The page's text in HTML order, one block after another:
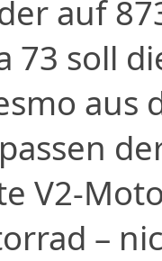
auf
73 soll
aus
V2-
–